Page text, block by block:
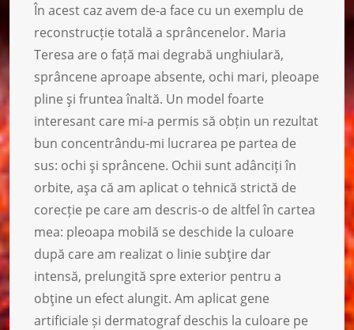
În acest caz avem de-a face cu un exemplu de
reconstrucție totală a sprâncenelor. Maria
Teresa are o față mai degrabă unghiulară,
sprâncene aproape absente, ochi mari, pleoape
pline şi fruntea înaltă. Un model foarte
interesant care mi-a permis să obțin un rezultat
bun concentrându-mi lucrarea pe partea de
sus: ochi şi sprâncene. Ochii sunt adânciți în
orbite, aşa că am aplicat o tehnică strictă de
corecție pe care am descris-o de altfel în cartea
mea: pleoapa mobilă se deschide la culoare
după care am realizat o linie subţire dar
intensă, prelungită spre exterior pentru a
obţine un efect alungit. Am aplicat gene
artificiale și dermatograf deschis la culoare pe